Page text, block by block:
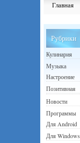
Главная
Рубрики
Кулинария
Музыка
Настроение
Позитивная
Новости
Программы
Для Android
Для Windows